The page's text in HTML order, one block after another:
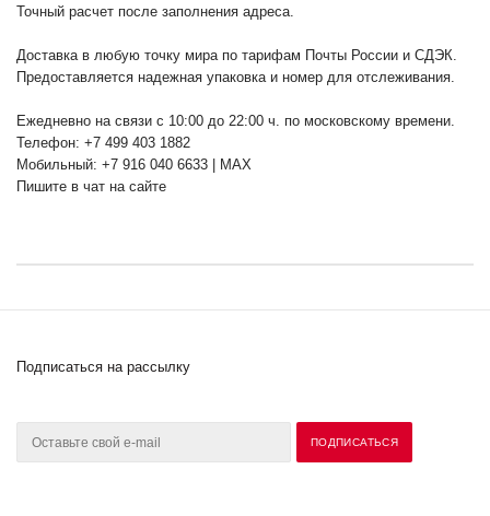
Точный расчет после заполнения адреса.
Доставка в любую точку мира по тарифам Почты России и СДЭК.
Предоставляется надежная упаковка и номер для отслеживания.
Ежедневно на связи с 10:00 до 22:00 ч. по московскому времени.
Телефон: +7 499 403 1882
Мобильный: +7 916 040 6633 | MAX
Пишите в чат на сайте
Подписаться на рассылку